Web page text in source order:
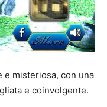
e misteriosa, con una
e coinvolgente.